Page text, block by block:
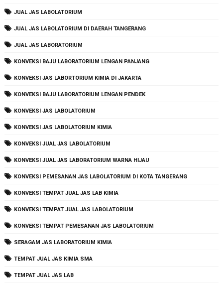
JUAL JAS LABOLATORIUM
JUAL JAS LABOLATORIUM DI DAERAH TANGERANG
JUAL JAS LABORATORIUM
KONVEKSI BAJU LABORATORIUM LENGAN PANJANG
KONVEKSI JAS LABORTORIUM KIMIA DI JAKARTA
KONVEKSI BAJU LABORATORIUM LENGAN PENDEK
KONVEKSI JAS LABOLATORIUM
KONVEKSI JAS LABOLATORIUM KIMIA
KONVEKSI JUAL JAS LABOLATORIUM
KONVEKSI JUAL JAS LABORATORIUM WARNA HIJAU
KONVEKSI PEMESANAN JAS LABOLATORIUM DI KOTA TANGERANG
KONVEKSI TEMPAT JUAL JAS LAB KIMIA
KONVEKSI TEMPAT JUAL JAS LABOLATORIUM
KONVEKSI TEMPAT PEMESANAN JAS LABOLATORIUM
SERAGAM JAS LABORATORIUM KIMIA
TEMPAT JUAL JAS KIMIA SMA
TEMPAT JUAL JAS LAB